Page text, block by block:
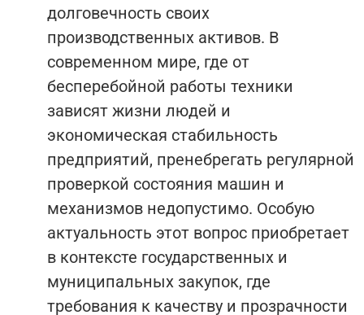
долговечность своих
производственных активов. В
современном мире, где от
бесперебойной работы техники
зависят жизни людей и
экономическая стабильность
предприятий, пренебрегать регулярной
проверкой состояния машин и
механизмов недопустимо. Особую
актуальность этот вопрос приобретает
в контексте государственных и
муниципальных закупок, где
требования к качеству и прозрачности